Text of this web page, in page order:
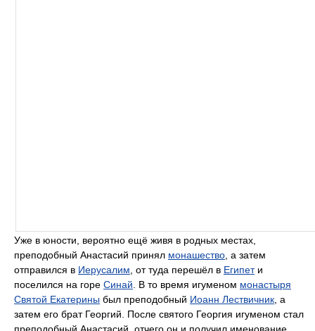
Уже в юности, вероятно ещё живя в родных местах,
преподобный Анастасий принял монашество, а затем
отправился в Иерусалим, от туда перешёл в Египети
поселился на горе Синай. В то время игуменом монастыря
Святой Екатерины был преподобный Иоанн Лествичник, а
затем его брат Георгий. После святого Георгия игуменом стал